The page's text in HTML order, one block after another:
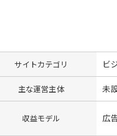
サイトカテゴリ ビ
主な運営主体 未
収益モデル 広